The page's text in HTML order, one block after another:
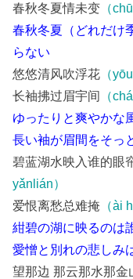
春秋冬夏情未变 （
春秋冬夏（どれだけ
らない
悠悠清风吹浮花 （
长袖拂过眉宇间 （
ゆったりと爽やかな
長い袖が眉間をそっ
碧蓝湖水映入谁的眼
yǎnlián）
爱恨离愁总难掩 （ài
紺碧の湖に映るのは
愛憎と別れの悲しみ
望那边 那云那水那金